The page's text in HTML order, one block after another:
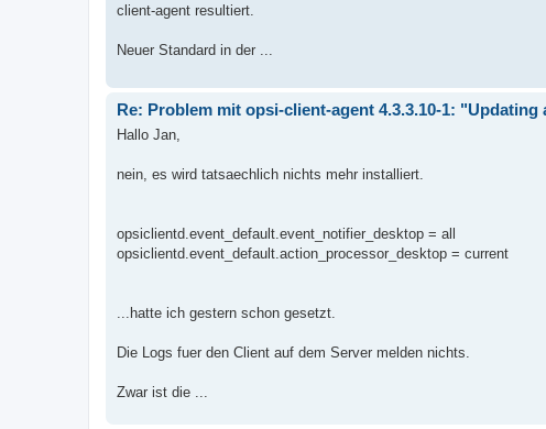
client-agent resultiert.
Neuer Standard in der ...
Re: Problem mit opsi-client-agent 4.3.3.10-1:
Hallo Jan,
nein, es wird tatsaechlich nichts mehr installiert.
opsiclientd.event_default.event_notifier_desktop = all
opsiclientd.event_default.action_processor_desktop = current
...hatte ich gestern schon gesetzt.
Die Logs fuer den Client auf dem Server melden nichts.
Zwar ist die ...